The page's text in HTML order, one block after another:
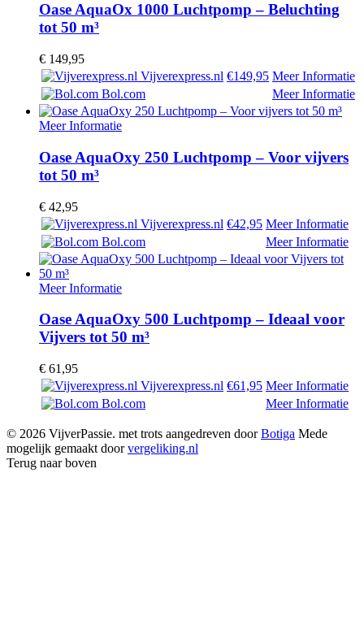
Oase AquaOx 1000 Luchtpomp – Beluchting
tot 50 m³
€ 149,95
Vijverexpress.nl €149,95 Meer Informatie
Bol.com
Meer Informatie
Meer Informatie
Oase AquaOxy 250 Luchtpomp – Voor vijvers
tot 50 m³
€ 42,95
Vijverexpress.nl €42,95 Meer Informatie
Bol.com
Meer Informatie
Meer Informatie
Oase AquaOxy 500 Luchtpomp – Ideaal voor
Vijvers tot 50 m³
€ 61,95
Vijverexpress.nl €61,95 Meer Informatie
Bol.com
Meer Informatie
© 2026 VijverPassie. met trots aangedreven doorBotiga Mede
mogelijk gemaakt doorvergeliking.nl
Terug naar boven